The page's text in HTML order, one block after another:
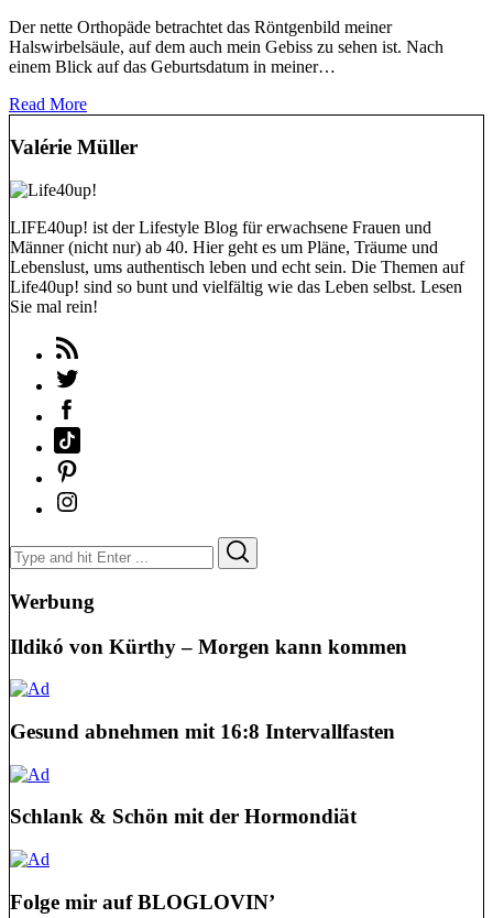
Der nette Orthopäde betrachtet das Röntgenbild meiner
Halswirbelsäule, auf dem auch mein Gebiss zu sehen ist. Nach
einem Blick auf das Geburtsdatum in meiner…
Read More
Valérie Müller
LIFE40up! ist der Lifestyle Blog für erwachsene Frauen und
Männer (nicht nur) ab 40. Hier geht es um Pläne, Träume und
Lebenslust, ums authentisch leben und echt sein. Die Themen auf
Life40up! sind so bunt und vielfältig wie das Leben selbst. Lesen
Sie mal rein!
Search
for:
Werbung
Ildikó von Kürthy – Morgen kann kommen
Gesund abnehmen mit 16:8 Intervallfasten
Schlank & Schön mit der Hormondiät
Folge mir auf BLOGLOVIN’